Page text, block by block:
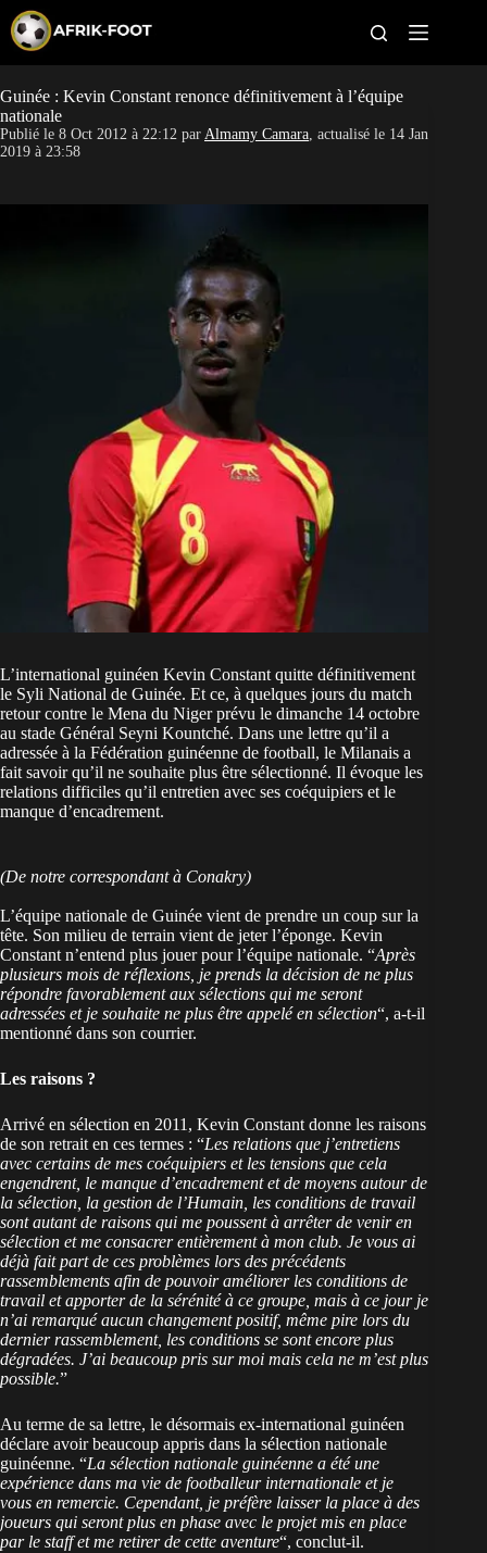
p
o
c
o
e
CAN féminine
Classement
Paris sportifs
Guinée : Kevin Constant renonce définitivement à l’équipe
nationale
Publié le 8 Oct 2012 à 22:12 par Almamy Camara, actualisé le 14 Jan
2019 à 23:58
L’international guinéen Kevin Constant quitte définitivement
le Syli National de Guinée. Et ce, à quelques jours du match
retour contre le Mena du Niger prévu le dimanche 14 octobre
au stade Général Seyni Kountché. Dans une lettre qu’il a
adressée à la Fédération guinéenne de football, le Milanais a
fait savoir qu’il ne souhaite plus être sélectionné. Il évoque les
relations difficiles qu’il entretien avec ses coéquipiers et le
manque d’encadrement.
(De notre correspondant à Conakry)
L’équipe nationale de Guinée vient de prendre un coup sur la
tête. Son milieu de terrain vient de jeter l’éponge. Kevin
Constant n’entend plus jouer pour l’équipe nationale. “Après
plusieurs mois de réflexions, je prends la décision de ne plus
répondre favorablement aux sélections qui me seront
adressées et je souhaite ne plus être appelé en sélection“, a-t-il
mentionné dans son courrier.
Les raisons ?
Arrivé en sélection en 2011, Kevin Constant donne les raisons
de son retrait en ces termes : “Les relations que j’entretiens
avec certains de mes coéquipiers et les tensions que cela
engendrent, le manque d’encadrement et de moyens autour de
la sélection, la gestion de l’Humain, les conditions de travail
sont autant de raisons qui me poussent à arrêter de venir en
sélection et me consacrer entièrement à mon club. Je vous ai
déjà fait part de ces problèmes lors des précédents
rassemblements afin de pouvoir améliorer les conditions de
travail et apporter de la sérénité à ce groupe, mais à ce jour je
n’ai remarqué aucun changement positif, même pire lors du
dernier rassemblement, les conditions se sont encore plus
dégradées. J’ai beaucoup pris sur moi mais cela ne m’est plus
possible.”
Au terme de sa lettre, le désormais ex-international guinéen
déclare avoir beaucoup appris dans la sélection nationale
guinéenne. “La sélection nationale guinéenne a été une
expérience dans ma vie de footballeur internationale et je
vous en remercie. Cependant, je préfère laisser la place à des
joueurs qui seront plus en phase avec le projet mis en place
par le staff et me retirer de cette aventure“, conclut-il.